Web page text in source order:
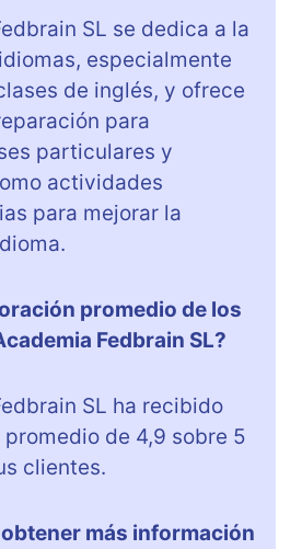
SL se dedica a la
especialmente
de inglés, y ofrece
para
particulares y
actividades
para mejorar la
promedio de los
Fedbrain SL?
SL ha recibido
de 4,9 sobre 5
clientes.
más información